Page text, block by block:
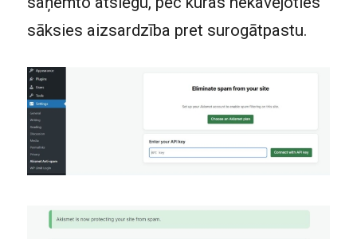
sāksies aizsardzība pret surogātpastu.